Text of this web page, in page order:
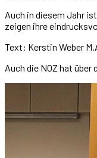
Auch in diesem Jahr
zeigen ihre
Text: Kerstin Weber
Auch die NOZ hat